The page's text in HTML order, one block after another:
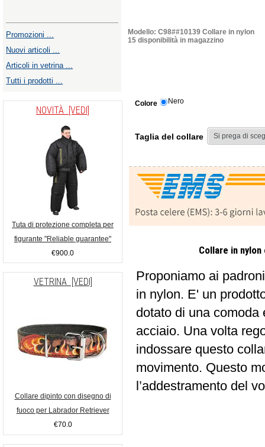
Promozioni ...
Nuovi articoli ...
Articoli in vetrina ...
Tutti i prodotti ...
NOVITÀ [VEDI]
Tuta di protezione completa per
figurante "Reliable guarantee"
€900.0
VETRINA [VEDI]
Collare dipinto con disegno di
fuoco per Labrador Retriever
€70.0
Modello: C98##10139 Collare in nylon
15 disponibilità in magazzino
Colore Nero
Taglia del collare
Collare in
Proponiamo ai
in nylon. E' un
dotato di una
acciaio. Una volta
indossare questo
movimento. Questo
l’addestramento del